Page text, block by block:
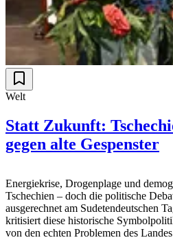
Welt
Statt Zukunft:
gegen alte Gespenster
Energiekrise, Drogenplage und
Tschechien – doch die politische
ausgerechnet am Sudetendeutschen
kritisiert diese historische
von den echten Problemen des